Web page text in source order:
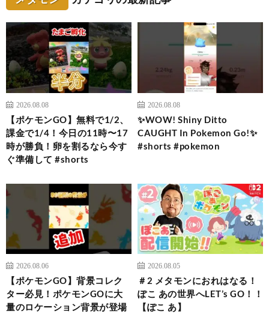
2026.08.08
【ポケモンGO】無料で1/2、
課金で1/4！今日の11時〜17
時が勝負！卵を割るなら今す
ぐ準備して #shorts
2026.08.08
✨WOW! Shiny Ditto
CAUGHT In Pokemon Go!✨
#shorts #pokemon
2026.08.06
【ポケモンGO】背景コレク
ター必見！ポケモンGOに大
量のロケーション背景が登場
2026.08.05
＃2 メタモンにおれはなる！
ぽこ あの世界へLET’s GO！！
【ぽこ あ】